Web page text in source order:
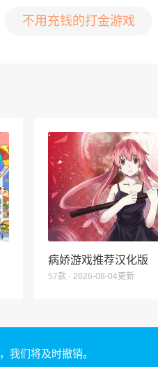
不用充钱的打金游戏
病娇游戏推荐汉化版
57款 · 2026-08-04更新
，我们将及时撤销。